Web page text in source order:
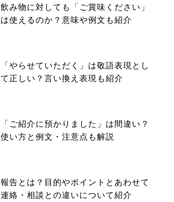
飲み物に対しても「ご賞味ください」
は使えるのか？意味や例文も紹介
「やらせていただく」は敬語表現とし
て正しい？言い換え表現も紹介
「ご紹介に預かりました」は間違い？
使い方と例文・注意点も解説
報告とは？目的やポイントとあわせて
連絡・相談との違いについて紹介